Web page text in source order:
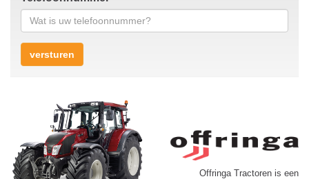
versturen
Offringa Tractoren is een